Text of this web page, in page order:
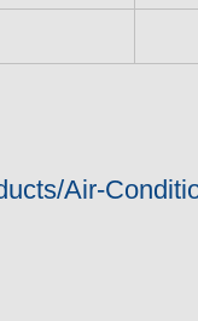
Air-